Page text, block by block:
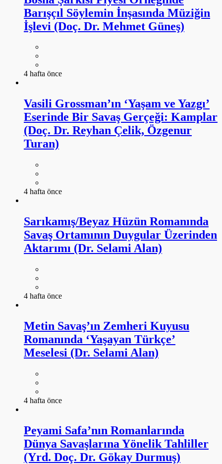
Barışçıl Söylemin İnşasında Müziğin
İşlevi (Doç. Dr. Mehmet Güneş)
4 hafta önce
Vasili Grossman’ın ‘Yaşam ve Yazgı’
Eserinde Bir Savaş Gerçeği: Kamplar
(Doç. Dr. Reyhan Çelik, Özgenur
Turan)
4 hafta önce
Sarıkamış/Beyaz Hüzün Romanında
Savaş Ortamının Duygular Üzerinden
Aktarımı (Dr. Selami Alan)
4 hafta önce
Metin Savaş’ın Zemheri Kuyusu
Romanında ‘Yaşayan Türkçe’
Meselesi (Dr. Selami Alan)
4 hafta önce
Peyami Safa’nın Romanlarında
Dünya Savaşlarına Yönelik Tahliller
(Yrd. Doç. Dr. Gökay Durmuş)